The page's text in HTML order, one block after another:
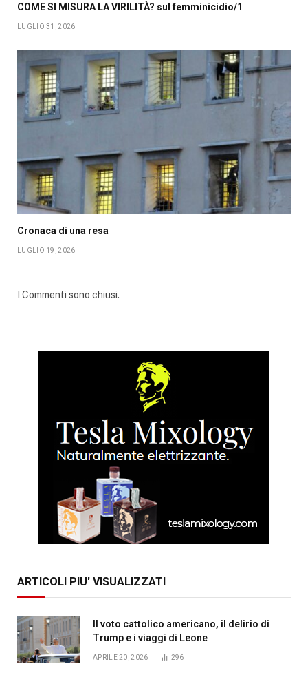
COME SI MISURA LA VIRILITÀ? sul femminicidio/1
LUGLIO 31, 2026
Cronaca di una resa
LUGLIO 19, 2026
I Commenti sono chiusi.
ARTICOLI PIU' VISUALIZZATI
Il voto cattolico americano, il delirio di
Trump e i viaggi di Leone
APRILE 20, 2026 296